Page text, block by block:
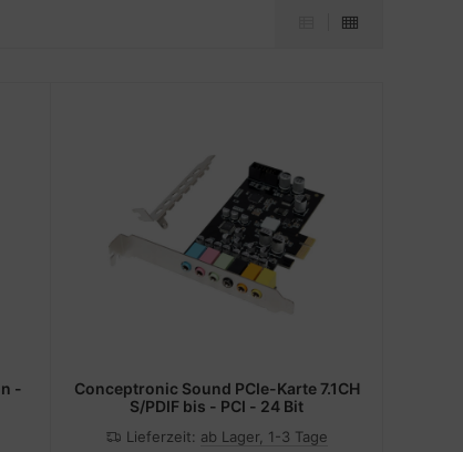
-
Conceptronic Sound PCIe-Karte 7.1CH
S/PDIF bis - PCI - 24 Bit
Lieferzeit: ab Lager, 1-3 Tage